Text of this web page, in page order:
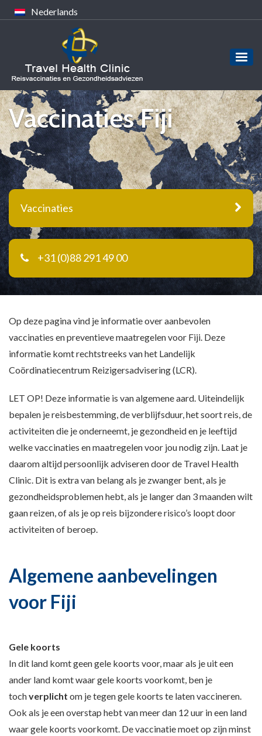
Nederlands
Vaccinaties Fiji
Vaccinaties
+31 (0)88 291 49 00
Op deze pagina vind je informatie over aanbevolen
vaccinaties en preventieve maatregelen voor Fiji. Deze
informatie komt rechtstreeks van het Landelijk
Coördinatiecentrum Reizigersadvisering (LCR).
LET OP! Deze informatie is van algemene aard. Uiteindelijk
bepalen je reisbestemming, de verblijfsduur, het soort reis, de
activiteiten die je onderneemt, je gezondheid en je leeftijd
welke vaccinaties en maatregelen voor jou nodig zijn. Laat je
daarom altijd persoonlijk adviseren door de Travel Health
Clinic. Dit is extra van belang als je zwanger bent, als je
gezondheidsproblemen hebt, als je langer dan 3 maanden wilt
gaan reizen, of als je op reis bijzondere risico’s loopt door
activiteiten of beroep.
Algemene aanbevelingen
voor Fiji
Gele koorts
In dit land komt geen gele koorts voor, maar als je uit een
ander land komt waar gele koorts voorkomt, ben je
tochverplicht om je tegen gele koorts te laten vaccineren.
Ook als je een overstap hebt van meer dan 12 uur in een land
waar gele koorts voorkomt. De vaccinatie moet op zijn minst